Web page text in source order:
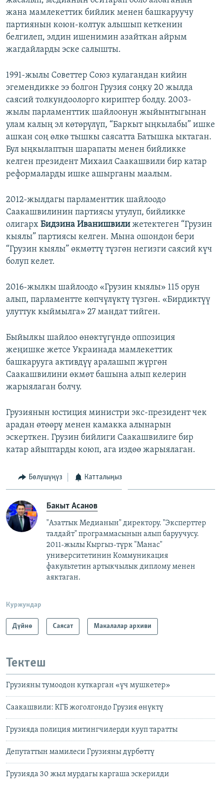
жана мамлекеттик бийлик менен башкаруучу
партиянын коюн-колтук алышып кеткенин
белгилеп, элдин ишенимин азайткан айрым
жагдайларды эске салышты.
1991-жылы Советтер Союз кулагандан кийин
эгемендикке ээ болгон Грузия соңку 20 жылда
саясий толкундоолорго кириптер болду. 2003-
жылы парламенттик шайлоонун жыйынтыгынан
улам калың эл көтөрүлүп, “Баркыт ыңкылабы” ишке
ашкан соң өлкө тышкы саясатта Батышка ыктаган.
Бул ыңкылаптын шарапаты менен бийликке
келген президент Михаил Саакашвили бир катар
реформаларды ишке ашырганы маалым.
2012-жылдагы парламенттик шайлоодо
Саакашвилинин партиясы утулуп, бийликке
олигарх Бидзина Иванишвили жетектеген “Грузин
кыялы” партиясы келген. Мына ошондон бери
“Грузин кыялы” өкмөттү түзгөн негизги саясий күч
болуп келет.
2016-жылкы шайлоодо «Грузин кыялы» 115 орун
алып, парламентте көпчүлүктү түзгөн. «Бирдиктүү
улуттук кыймылга» 27 мандат тийген.
Быйылкы шайлоо өнөктүгүндө оппозиция
жеңишке жетсе Украинада мамлекеттик
башкарууга активдүү аралашып жүргөн
Саакашвилини өкмөт башына алып келерин
жарыялаган болчу.
Грузиянын юстиция министри экс-президент чек
арадан өтөөрү менен камакка алынарын
эскерткен. Грузин бийлиги Саакашвилиге бир
катар айыптарды коюп, ага издөө жарыялаган.
Бөлүшүңүз Катталыңыз
Бакыт Асанов
"Азаттык Медианын" директору. "Эксперттер
талдайт" программасынын алып баруучусу.
2011-жылы Кыргыз-түрк "Манас"
университетинин Коммуникация
факультетин артыкчылык диплому менен
аяктаган.
Куржундар
Дүйнө Саясат Макалалар архиви
Тектеш
Грузияны тумоодон куткарган «үч мушкетер»
Саакашвили: КГБ жоголгондо Грузия өнүктү
Грузияда полиция митингчилерди кууп таратты
Депутаттын мамилеси Грузияны дүрбөттү
Грузияда 30 жыл мурдагы каргаша эскерилди